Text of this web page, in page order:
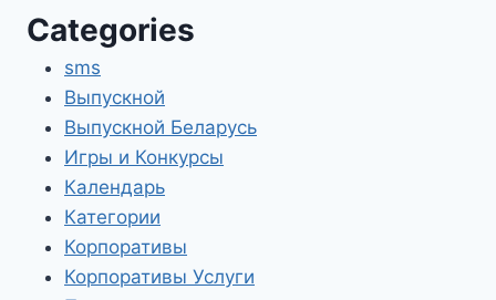
Categories
sms
Выпускной
Выпускной Беларусь
Игры и Конкурсы
Календарь
Категории
Корпоративы
Корпоративы Услуги